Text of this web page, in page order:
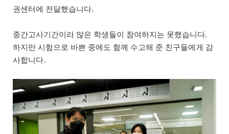
권센터에 전달했습니다.
중간고사기간이라 많은 학생들이 참여하지는 못했습니다.
하지만 시험으로 바쁜 중에도 함께 수고해 준 친구들에게 감
사합니다.